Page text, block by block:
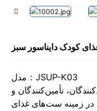
کودک دایناسور سبز
مدل：JSUP-K03
تأمین‌کنندگان و
در زمینه ست‌های غذای